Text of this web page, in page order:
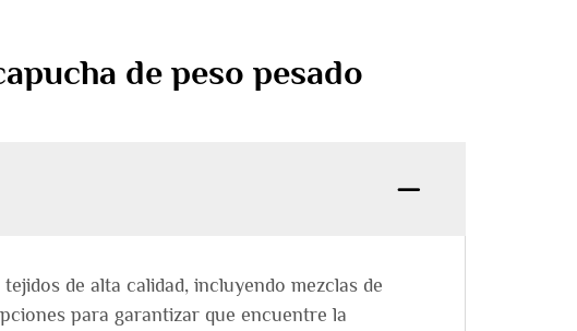
de peso pesado
de alta calidad, incluyendo mezclas de
para garantizar que encuentre la